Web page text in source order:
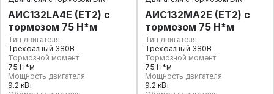
AИC132LA4Е (ET2) с
тормозом 75 Н*м
Тип двигателя
Трехфазный 380В
Тормозной момент
75 Н*м
Мощность двигателя
9.2 кВт
АИС132МА2Е (ET2) с
тормозом 75 Н*м
Тип двигателя
Трехфазный 380В
Тормозной момент
75 Н*м
Мощность двигателя
9.2 кВт